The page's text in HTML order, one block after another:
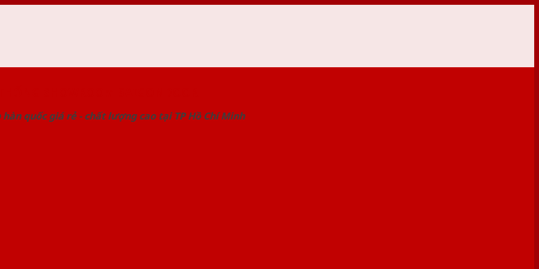
quốc giá rẻ - chất lượng cao tại TP Hồ Chí Minh